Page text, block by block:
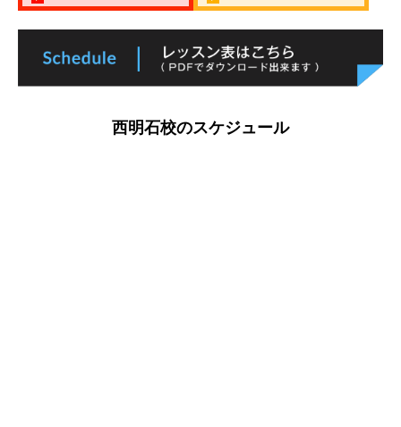
西明石校のスケジュール